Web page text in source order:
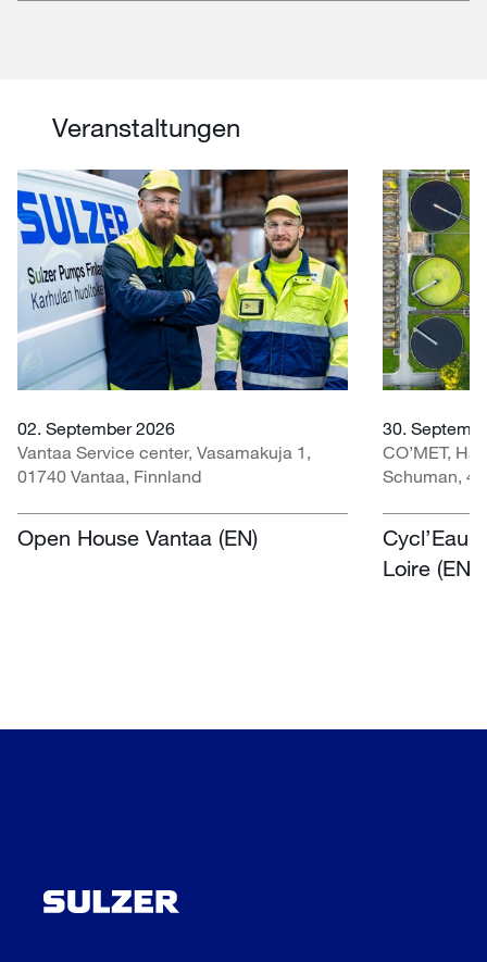
Veranstaltungen
02. September 2026
Vantaa Service center, Vasamakuja 1,
01740 Vantaa, Finnland
Open House Vantaa (EN)
30.
CO’MET,
Schuman,
Cycl’Eau
Loire (EN)